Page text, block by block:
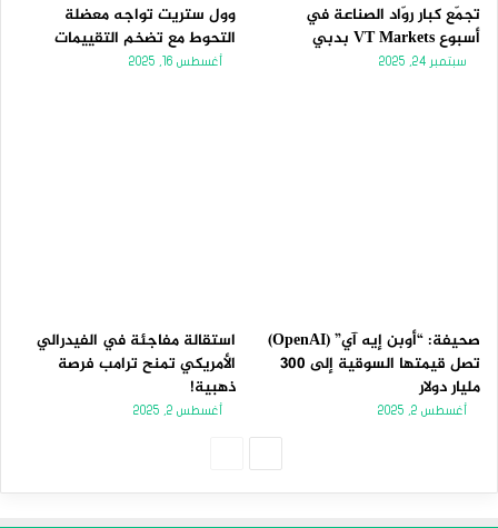
تجمّع كبار روّاد الصناعة في
أسبوع VT Markets بدبي
سبتمبر 24, 2025
وول ستريت تواجه معضلة
التحوط مع تضخم التقييمات
أغسطس 16, 2025
صحيفة: “أوبن إيه آي” (OpenAI)
تصل قيمتها السوقية إلى 300
مليار دولار
أغسطس 2, 2025
استقالة مفاجئة في الفيدرالي
الأمريكي تمنح ترامب فرصة
ذهبية!
أغسطس 2, 2025